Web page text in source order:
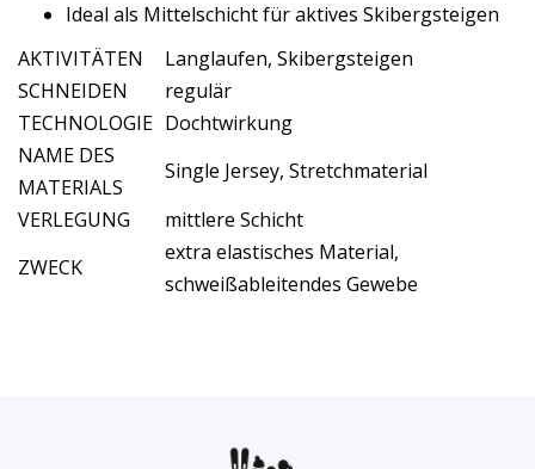
Ideal als Mittelschicht für aktives Skibergsteigen
AKTIVITÄTEN
Langlaufen, Skibergsteigen
SCHNEIDEN
regulär
TECHNOLOGIE Dochtwirkung
NAME DES
MATERIALS
Single Jersey, Stretchmaterial
VERLEGUNG
mittlere Schicht
ZWECK
extra elastisches Material,
schweißableitendes Gewebe